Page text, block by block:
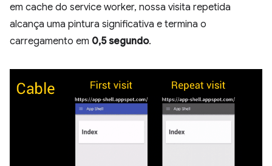
em cache do service worker, nossa visita repetida
alcança uma pintura significativa e termina o
carregamento em 0,5 segundo.